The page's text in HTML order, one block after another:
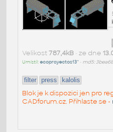
Velikost 787,4kB• ze dne
Umístil:ecoproyectos13^ • md5:
filter press kalolis
Blok je k dispozici jen pro
CADforum.cz. Přihlaste se -